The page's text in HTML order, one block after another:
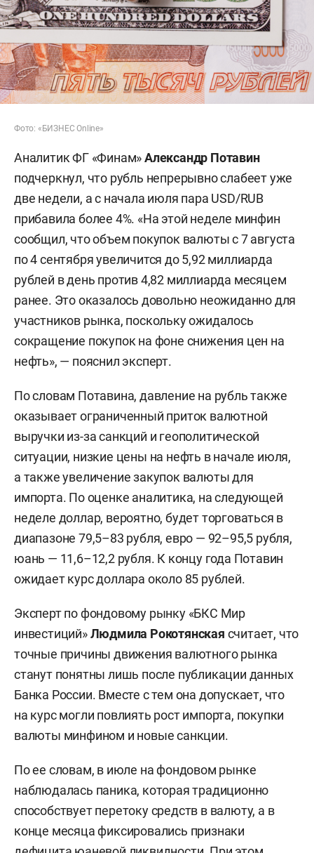
Фото: «БИЗНЕС Online»
Аналитик ФГ «Финам»Александр Потавин
подчеркнул, что рубль непрерывно слабеет уже
две недели, а с начала июля пара USD/RUB
прибавила более 4%. «На этой неделе минфин
сообщил, что объем покупок валюты с 7 августа
по 4 сентября увеличится до 5,92 миллиарда
рублей в день против 4,82 миллиарда месяцем
ранее. Это оказалось довольно неожиданно для
участников рынка, поскольку ожидалось
сокращение покупок на фоне снижения цен на
нефть», — пояснил эксперт.
По словам Потавина, давление на рубль также
оказывает ограниченный приток валютной
выручки из-за санкций и геополитической
ситуации, низкие цены на нефть в начале июля,
а также увеличение закупок валюты для
импорта. По оценке аналитика, на следующей
неделе доллар, вероятно, будет торговаться в
диапазоне 79,5–83 рубля, евро — 92–95,5 рубля,
юань — 11,6–12,2 рубля. К концу года Потавин
ожидает курс доллара около 85 рублей.
Эксперт по фондовому рынку «БКС Мир
инвестиций»Людмила Рокотянская считает, что
точные причины движения валютного рынка
станут понятны лишь после публикации данных
Банка России. Вместе с тем она допускает, что
на курс могли повлиять рост импорта, покупки
валюты минфином и новые санкции.
По ее словам, в июле на фондовом рынке
наблюдалась паника, которая традиционно
способствует перетоку средств в валюту, а в
конце месяца фиксировались признаки